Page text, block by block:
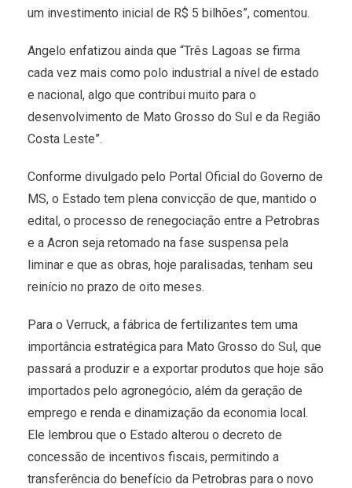
um investimento inicial de R$ 5 bilhões”, comentou.
Angelo enfatizou ainda que “Três Lagoas se firma
cada vez mais como polo industrial a nível de estado
e nacional, algo que contribui muito para o
desenvolvimento de Mato Grosso do Sul e da Região
Costa Leste”.
Conforme divulgado pelo Portal Oficial do Governo de
MS, o Estado tem plena convicção de que, mantido o
edital, o processo de renegociação entre a Petrobras
e a Acron seja retomado na fase suspensa pela
liminar e que as obras, hoje paralisadas, tenham seu
reinício no prazo de oito meses.
Para o Verruck, a fábrica de fertilizantes tem uma
importância estratégica para Mato Grosso do Sul, que
passará a produzir e a exportar produtos que hoje são
importados pelo agronegócio, além da geração de
emprego e renda e dinamização da economia local.
Ele lembrou que o Estado alterou o decreto de
concessão de incentivos fiscais, permitindo a
transferência do benefício da Petrobras para o novo